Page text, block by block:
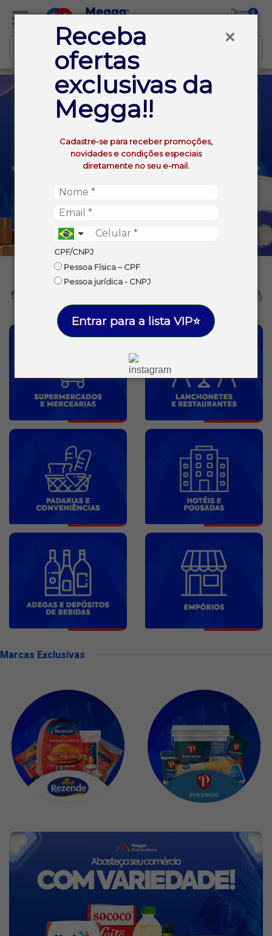
Receba
ofertas
exclusivas da
Megga!!
Cadastre-se para receber promoções,
novidades e condições especiais
diretamente no seu e-mail.
CPF/CNPJ
Pessoa Física – CPF
Pessoa jurídica - CNPJ
Entrar para a lista VIP⭐
0
Marcas Exclusivas